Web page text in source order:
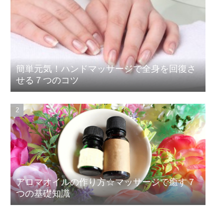
簡単元気！ハンドマッサージで全身を回復さ
せる７つのコツ
アロマオイルの作り方☆マッサージで癒す７
つの基礎知識